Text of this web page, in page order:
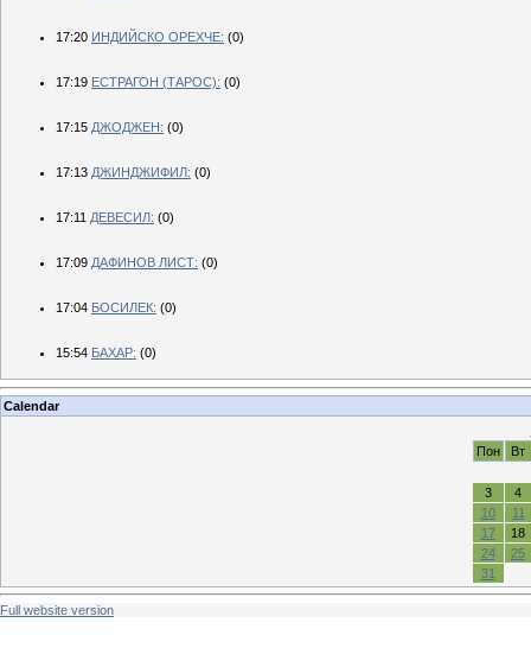
17:20 ИНДИЙСКО ОРЕХЧЕ: (0)
17:19 ЕСТРАГОН (ТАРОС): (0)
17:15 ДЖОДЖЕН: (0)
17:13 ДЖИНДЖИФИЛ: (0)
17:11 ДЕВЕСИЛ: (0)
17:09 ДАФИНОВ ЛИСТ: (0)
17:04 БОСИЛЕК: (0)
15:54 БАХАР: (0)
Calendar
Пон
Вт
3
4
10
11
17
18
24
25
31
Full website version